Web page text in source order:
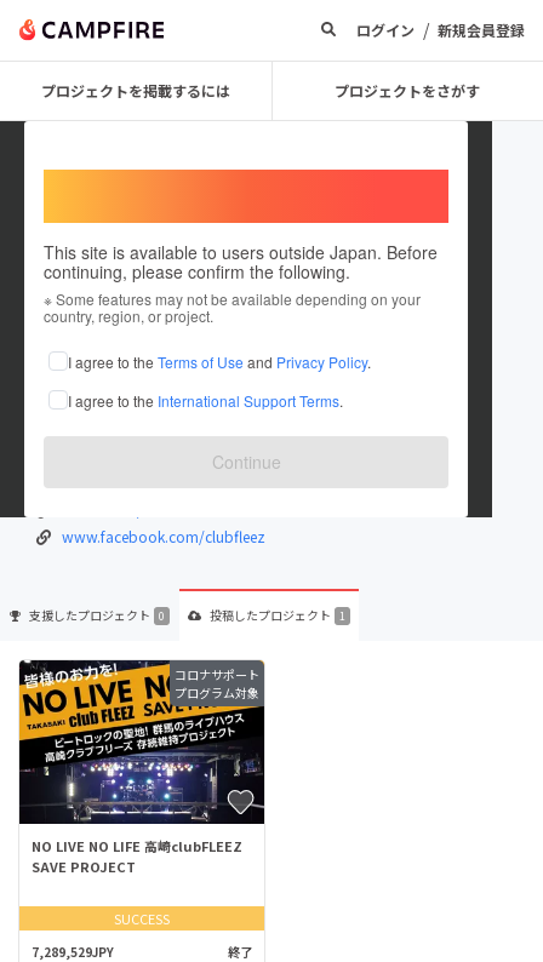
ログイン / 新規会員登録
プロジェクトを掲載するには プロジェクトをさがす
This site is available to users outside Japan. Before
continuing, please confirm the following.
※ Some features may not be available depending on your
country, region, or project.
I agree to the Terms of Use and Privacy Policy.
I agree to the International Support Terms.
Continue
TAKASAKI club FLEEZ
これまでに1件のプロジェクトを投稿しています
在住国：日本 現在地：群馬県
出身国：日本 出身地：群馬県
www.facebook.com/clubfleez
支援したプロジェクト 0 投稿したプロジェクト 1
コロナサポート
プログラム対象
NO LIVE NO LIFE 高崎clubFLEEZ
SAVE PROJECT
SUCCESS
7,289,529JPY 終了